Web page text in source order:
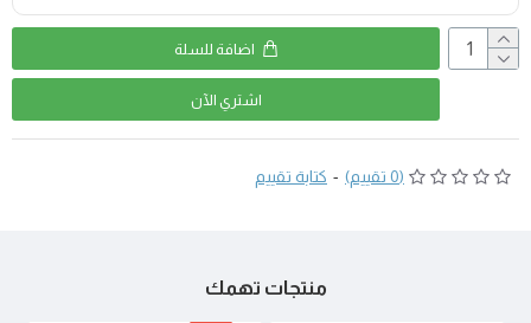
(0 تقييم) - كتابة تقييم
اضافة للسلة
اشتري اﻵن
منتجات تهمك